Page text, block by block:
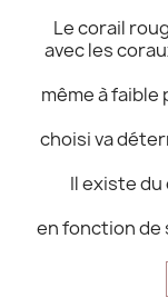
Le corail
avec les
même à
choisi va
Il existe
en fonction de